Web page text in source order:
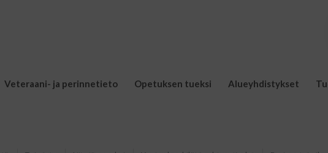
Veteraani- ja perinnetieto Opetuksen tueksi Alueyhdistykset